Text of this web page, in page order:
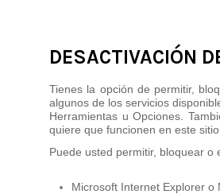
DESACTIVACIÓN
Tienes la opción de permitir,
algunos de los servicios
Herramientas u Opciones.
quiere que funcionen en este sitio
Puede usted permitir, bloquear
Microsoft Internet Explorer o